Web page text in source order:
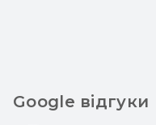
Google відгуки